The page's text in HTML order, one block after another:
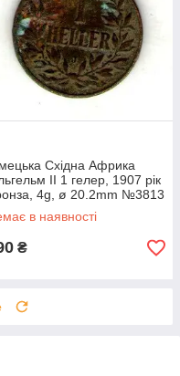
Східна Африка
II 1 гелер, 1907 рік
4g, ø 20.2mm №3813
в наявності
₴